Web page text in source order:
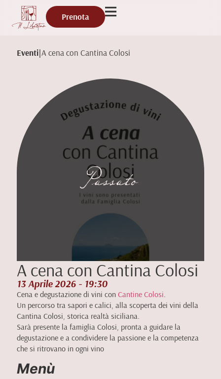
Prenota
Eventi|A cena con Cantina Colosi
Passato
A cena con Cantina Colosi
13 Aprile 2026 - 19:30
Cena e degustazione di vini con Cantine Colosi.
Un percorso tra sapori e calici, alla scoperta dei vini della
Cantina Colosi, storica realtà siciliana.
Sarà presente la famiglia Colosi, pronta a guidare la
degustazione e a condividere la passione e la competenza
che si ritrovano in ogni vino
Menù